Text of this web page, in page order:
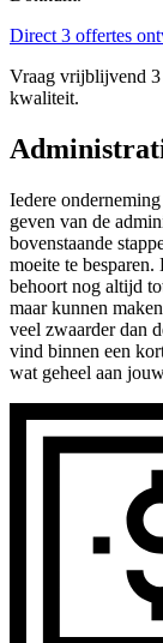
Direct 3 offertes
Vraag vrijblijvend 3
kwaliteit.
Iedere
geven van de
bovenstaande
moeite te
behoort nog altijd
maar kunnen
veel zwaarder dan
vind binnen een
wat geheel aan